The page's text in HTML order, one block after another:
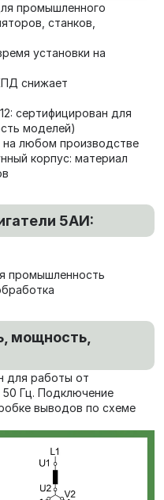
промышленного
станков,
установки на
снижает
сертифицирован для
моделей)
на любом производстве
корпус: материал
5АИ:
промышленность
мощность,
для работы от
50 Гц. Подключение
выводов по схеме